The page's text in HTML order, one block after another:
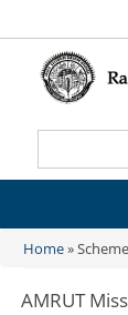
Search
You are here
Home»
AMRUT